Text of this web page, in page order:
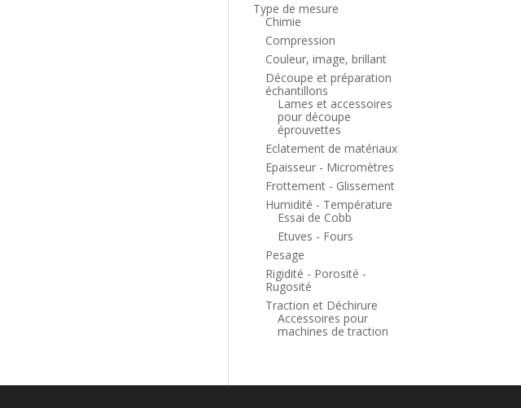
Type de mesure
Chimie
Compression
Couleur, image, brillant
Découpe et préparation
échantillons
Lames et accessoires
pour découpe
éprouvettes
Eclatement de matériaux
Epaisseur - Micromètres
Frottement - Glissement
Humidité - Température
Essai de Cobb
Etuves - Fours
Pesage
Rigidité - Porosité -
Rugosité
Traction et Déchirure
Accessoires pour
machines de traction